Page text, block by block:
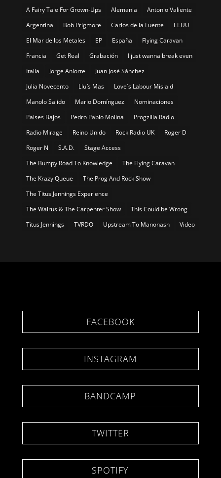
A Fairy Tale For Grown-Ups Alemania
Antonio Valiente
Argentina
Bob Prigmore Carlos de la Fuente
EEUU
El Mar de los Metales
EP España
Flying Caravan
Francia
Get Real Grabación
I just wanna break even
Italia
Jorge Aniorte
Juan José Sánchez
Julia Novecento
Lluís Mas
Love´s Labour Mislaid
Manolo Salido
Mario Domínguez
Nominaciones
Paises Bajos
Pedro Pablo Molina
Progzilla Radio
Radio Mirage
Reino Unido Rock Radio UK
Roger D
Roger N
S.A.D.
Stage Access
The Bumpy Road To Knowledge
The Flying Caravan
The Krazy Queue
The Prog And Rock Show
The Titus Jennings Experience
The Walrus & The Carpenter Show
This Could be Wrong
Titus Jennings
TVRDO Upstream To Manonash Video
FACEBOOK
INSTAGRAM
BANDCAMP
TWITTER
SPOTIFY